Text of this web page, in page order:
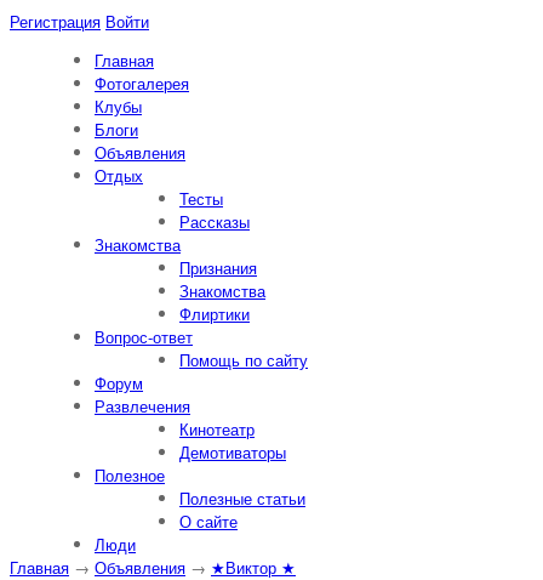
Регистрация Войти
Главная
Фотогалерея
Клубы
Блоги
Объявления
Отдых
Тесты
Рассказы
Знакомства
Признания
Знакомства
Флиртики
Вопрос-ответ
Помощь по сайту
Форум
Развлечения
Кинотеатр
Демотиваторы
Полезное
Полезные статьи
О сайте
Люди
Главная → Объявления → ★Виктор ★